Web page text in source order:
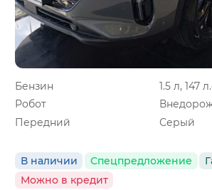
Бензин
1.5 л, 147
Робот
Передний
Серый
В наличии Спецпредложение
Можно в кредит